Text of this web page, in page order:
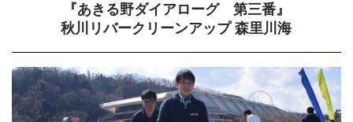
『あきる野ダイアローグ 第三番』
秋川リバークリーンアップ 森里川海